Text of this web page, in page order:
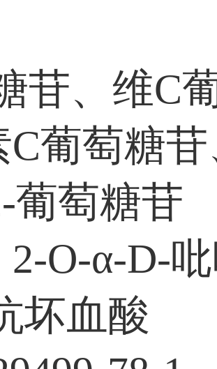
苷、维C
葡萄糖
葡萄糖苷
O-α-D-
坏血酸